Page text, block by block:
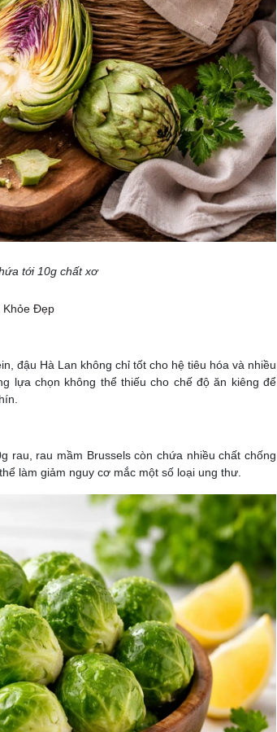
tới 10g chất xơ
Khỏe Đẹp
đậu Hà Lan không chỉ tốt cho hệ tiêu hóa và nhiều
lựa chọn không thể thiếu cho chế độ ăn kiêng để
rau, rau mầm Brussels còn chứa nhiều chất chống
làm giảm nguy cơ mắc một số loại ung thư.